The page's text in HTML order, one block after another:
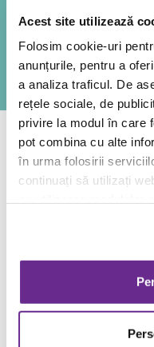
Acest site utilizează
Folosim cookie-uri
anunțurile, pentru a
a analiza traficul. De
rețele sociale, de
privire la modul în care
pot combina cu alte
în urma folosirii
continuați să utilizați
cu
VEZI
Dacă ești #tacofan îți